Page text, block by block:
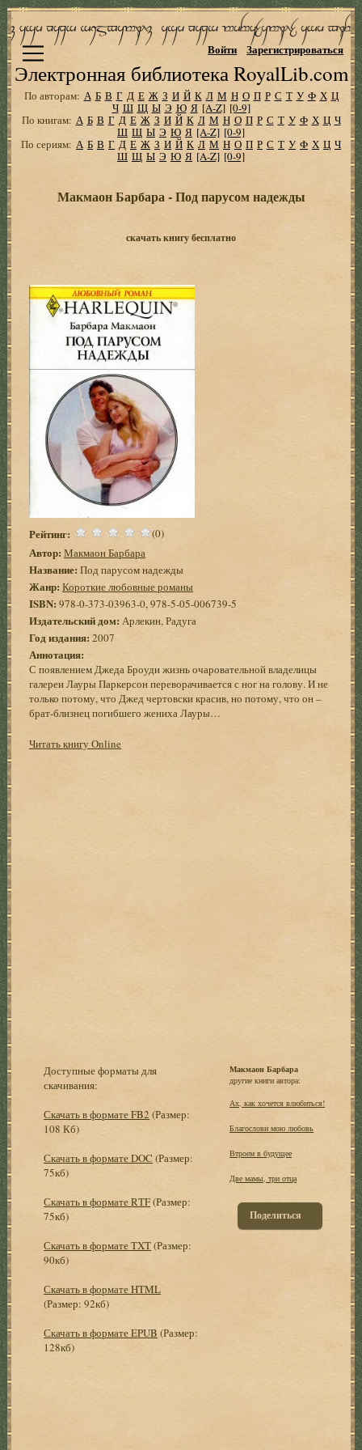
Электронная библиотека RoyalLib.com
Войти Зарегистрироваться
По авторам: А Б В Г Д Е Ж З И Й К Л М Н О П Р С Т У Ф Х Ц
Ч Ш Щ Ы Э Ю Я [A-Z] [0-9]
По книгам: А Б В Г Д Е Ж З И Й К Л М Н О П Р С Т У Ф Х Ц Ч
Ш Щ Ы Э Ю Я [A-Z] [0-9]
По сериям: А Б В Г Д Е Ж З И Й К Л М Н О П Р С Т У Ф Х Ц Ч
Ш Щ Ы Э Ю Я [A-Z] [0-9]
Макмаон Барбара - Под парусом надежды
скачать книгу бесплатно
Рейтинг: (0)
Автор: Макмаон Барбара
Название: Под парусом надежды
Жанр: Короткие любовные романы
ISBN: 978-0-373-03963-0, 978-5-05-006739-5
Издательский дом: Арлекин, Радуга
Год издания: 2007
Аннотация:
С появлением Джеда Броуди жизнь очаровательной владелицы
галереи Лауры Паркерсон переворачивается с ног на голову. И не
только потому, что Джед чертовски красив, но потому, что он –
брат-близнец погибшего жениха Лауры…
Читать книгу Online
Доступные форматы для
скачивания:
Скачать в формате FB2 (Размер:
108 Кб)
Скачать в формате DOC (Размер:
75кб)
Скачать в формате RTF(Размер:
75кб)
Скачать в формате TXT(Размер:
90кб)
Скачать в формате HTML
(Размер: 92кб)
Скачать в формате EPUB (Размер:
128кб)
Макмаон Барбара
другие книги автора:
Ах, как хочется влюбиться!
Благослови мою любовь
Втроем в будущее
Две мамы, три отца
Поделиться